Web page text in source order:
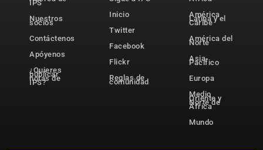
IPS
Nuestros
socios
Contáctenos
Apóyenos
¿Quieres
publicar
notas de
IPS?
Inicio
Twitter
Facebook
Flickr
Reglas de
comunidad
América
Latina y el
Caribe
América del
Norte
Asia-
Pacífico
Europa
Medio
Oriente y
Norte de
África
Mundo